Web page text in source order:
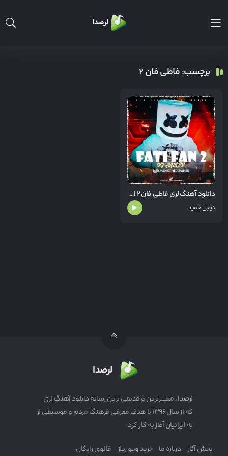
لرصدا
برچسب: فاطی فان ۲
دانلود آهنگ لری فاطی فان ۲ از دیجی حمید
دیجی حمید
لرصدا
لرصدا ، معتبرترین و قدیمی ترین رسانه دانلود آهنگ لری
که از سال ۱۳۹۶ با هدف معرفی فرهنگ مردم و موسیقی لر
به ایرانیان آغاز به کار کرد
پخش آثار درباره ما خرید ویو ریلز فالوور رایگان